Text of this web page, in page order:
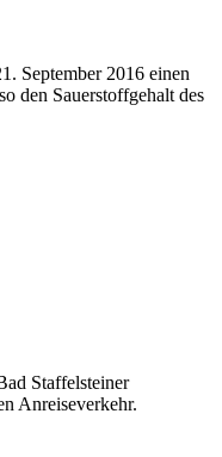
September 2016 einen
den Sauerstoffgehalt des
Staffelsteiner
Anreiseverkehr.